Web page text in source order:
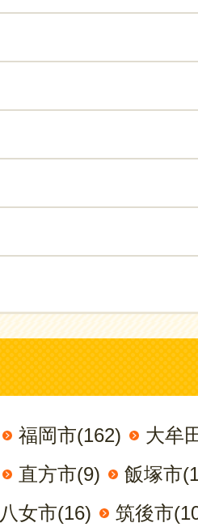
福岡市(162)
大牟
直方市(9)
飯塚市
八女市(16)
筑後市